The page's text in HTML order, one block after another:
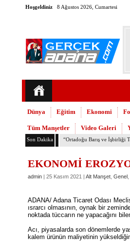
Hoşgeldiniz 8 Ağustos 2026, Cumartesi
Dünya Eğitim Ekonomi
Tüm Manşetler Video Galeri
Son Dakika TMMOB Mimarlar
EKONOMİ
admin | 25 Kasım 2021 | Alt Manşet Genel
ADANA/ Adana Ticaret Odası
ısrarcı olmasının, oynak bir
noktada tüccarın ne yapacağını
Acı, piyasalarda son dönemlerde
kalem ürünün maliyetinin